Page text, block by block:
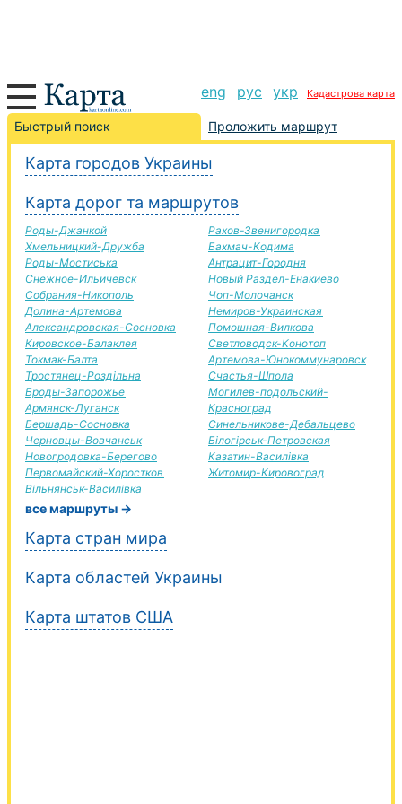
eng рус укр Кадастрова карта
Быстрый поиск Проложить маршрут
Карта городов Украины
Карта дорог та маршрутов
Роды-Джанкой
Хмельницкий-Дружба
Роды-Мостиська
Снежное-Ильичевск
Собрания-Никополь
Долина-Артемова
Александровская-Сосновка
Кировское-Балаклея
Токмак-Балта
Тростянец-Роздільна
Броды-Запорожье
Армянск-Луганск
Бершадь-Сосновка
Черновцы-Вовчанськ
Новогродовка-Берегово
Первомайский-Хоростков
Вільнянськ-Василівка
Рахов-Звенигородка
Бахмач-Кодима
Антрацит-Городня
Новый Раздел-Енакиево
Чоп-Молочанск
Немиров-Украинская
Помошная-Вилкова
Светловодск-Конотоп
Артемова-Юнокоммунаровск
Счастья-Шпола
Могилев-подольский-
Красноград
Синельникове-Дебальцево
Білогірськ-Петровская
Казатин-Василівка
Житомир-Кировоград
все маршруты →
Карта стран мира
Карта областей Украины
Карта штатов США
Бобринець-Галич дорога, маршрут Бобринець-Галич,
автомобильная дорога
+
−